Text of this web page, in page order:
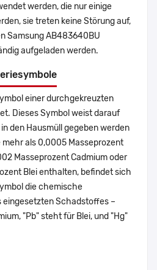
werden, die nur einige
sie treten keine Störung auf,
Samsung AB483640BU
aufgeladen werden.
einer durchgekreuzten
Dieses Symbol weist darauf
den Hausmüll gegeben werden
als 0,0005 Masseprozent
Masseprozent Cadmium oder
Blei enthalten, befindet sich
die chemische
eingesetzten Schadstoffes –
"Pb" steht für Blei, und "Hg"